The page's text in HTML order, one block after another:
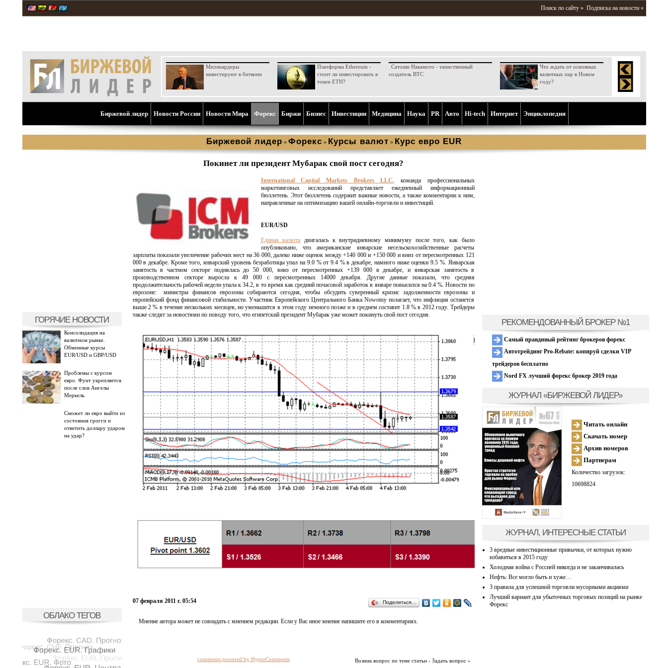
Поиск по сайту » Подписка на новости »
Миллиардеры
инвестируют в биткоин
Платформа Ethereum -
стоит ли инвестировать в
токен ETH?
Сатоши Накамото - таинственный
создатель BTC
Что ждать от основных
валютных пар в Новом
году?
Биржевой лидер Новости России Новости Мира Форекс Биржи Бизнес Инвестиции Медицина Наука PR Aвто Hi-tech Интернет Энциклопедия
Биржевой лидер » Форекс » Курсы валют » Курс евро EUR
ГОРЯЧИЕ НОВОСТИ
Консолидация на
валютном рынке.
Обменные курсы
EUR/USD и GBP/USD
Проблемы с курсом
евро. Фунт укрепляется
после слов Ангелы
Меркель
Сможет ли евро выйти из
состояния грогги и
ответить доллару ударом
на удар?
ОБЛАКО ТЕГОВ
Покинет ли президент Мубарак свой пост сегодня?
International Capital Markets Brokers LLC. команда профессиональных
маркетинговых исследований представляет ежедневный информационный
бюллетень. Этот бюллетень содержит важные новости, а также комментарии к ним,
направленные на оптимизацию вашей онлайн-торговли и инвестиций.
EUR/USD
Единая валюта двигалась к внутридневному минимуму после того, как было
опубликовано, что американские январские несельскохозяйственные расчеты
зарплаты показали увеличение рабочих мест на 36 000, далеко ниже оценок между +140 000 и +150 000 и вниз от пересмотренных 121
000 в декабре. Кроме того, январский уровень безработицы упал на 9.0 % от 9.4 % в декабре, намного ниже оценки 9.5 %. Январская
занятость в частном секторе поднялась до 50 000, вниз от пересмотренных +139 000 в декабре, и январская занятость в
производственном секторе выросла к 49 000 с пересмотренных 14000 декабря. Другие данные показали, что средняя
продолжительность рабочей недели упала к 34.2, в то время как средний почасовой заработок в январе повысился на 0.4 %. Новости по
еврозоне: министры финансов еврозоны собираются сегодня, чтобы обсудить суверенный кризис задолженности еврозоны и
европейский фонд финансовой стабильности. Участник Европейского Центрального Банка Nowotny полагает, что инфляция останется
выше 2 % в течение нескольких месяцев, но уменьшится в этом году немного позже и в среднем составит 1.8 % в 2012 году. Трейдеры
также следят за новостями по поводу того, что египетский президент Мубарак уже может покинуть свой пост сегодня.
07 февраля 2011 г. 05:54 Поделиться…
Мнение автора может не совпадать с мнением редакции. Если у Вас иное мнение напишите его в комментариях.
Возник вопрос по теме статьи - Задать вопрос »
comments powered by HyperComments
РЕКОМЕНДОВАННЫЙ БРОКЕР №1
Самый правдивый рейтинг брокеров форекс
Автотрейдинг Pro-Rebate: копируй сделки VIP
трейдеров бесплатно
Nord FX лучший форекс брокер 2019 года
ЖУРНАЛ «БИРЖЕВОЙ ЛИДЕР»
Читать онлайн
Скачать номер
Архив номеров
Партнерам
Количество загрузок:
10698824
ЖУРНАЛ, ИНТЕРЕСНЫЕ СТАТЬИ
3 вредные инвестиционные привычки, от которых нужно
избавиться в 2015 году
Холодная война с Россией никогда и не заканчивалась
Нефть: Все могло быть и хуже…
3 правила для успешной торговли мусорными акциями
Лучший вариант для убыточных торговых позиций на рынке
Форекс